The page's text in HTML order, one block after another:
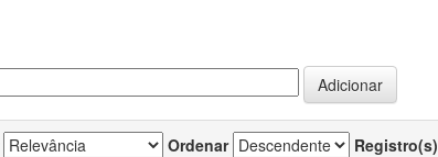
Ordenar Registro(s)